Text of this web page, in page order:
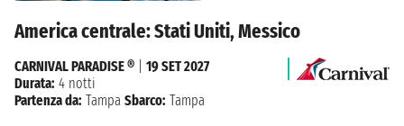
America centrale: Stati Uniti, Messico
CARNIVAL PARADISE ®
19 SET 2027
Durata: 4 notti
Partenza da: Tampa Sbarco: Tampa